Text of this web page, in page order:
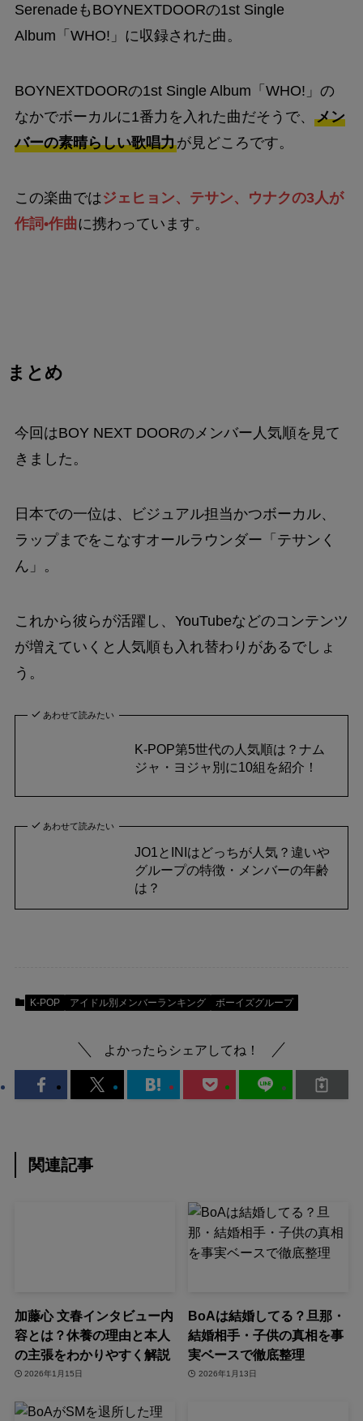
SerenadeもBOYNEXTDOORの1st Single
Album「WHO!」に収録された曲。
BOYNEXTDOORの1st Single Album「WHO!」の
なかでボーカルに1番力を入れた曲だそうで、 メン
バーの素晴らしい歌唱力が見どころです。
この楽曲では ジェヒョン、テサン、ウナクの3人が
作詞•作曲に携わっています。
まとめ
今回はBOY NEXT DOORのメンバー人気順を見て
きました。
日本での一位は、ビジュアル担当かつボーカル、
ラップまでをこなすオールラウンダー「テサンく
ん」。
これから彼らが活躍し、YouTubeなどのコンテンツ
が増えていくと人気順も入れ替わりがあるでしょ
う。
あわせて読みたい
K-POP第5世代の人気順は？ナム
ジャ・ヨジャ別に10組を紹介！
あわせて読みたい
JO1とINIはどっちが人気？違いや
グループの特徴・メンバーの年齢
は？
K-POP アイドル別メンバーランキング ボーイズグループ
よかったらシェアしてね！
関連記事
加藤心 文春インタビュー内
容とは？休養の理由と本人
の主張をわかりやすく解説
2026年1月15日
BoAは結婚してる？旦那・
結婚相手・子供の真相を事
実ベースで徹底整理
2026年1月13日